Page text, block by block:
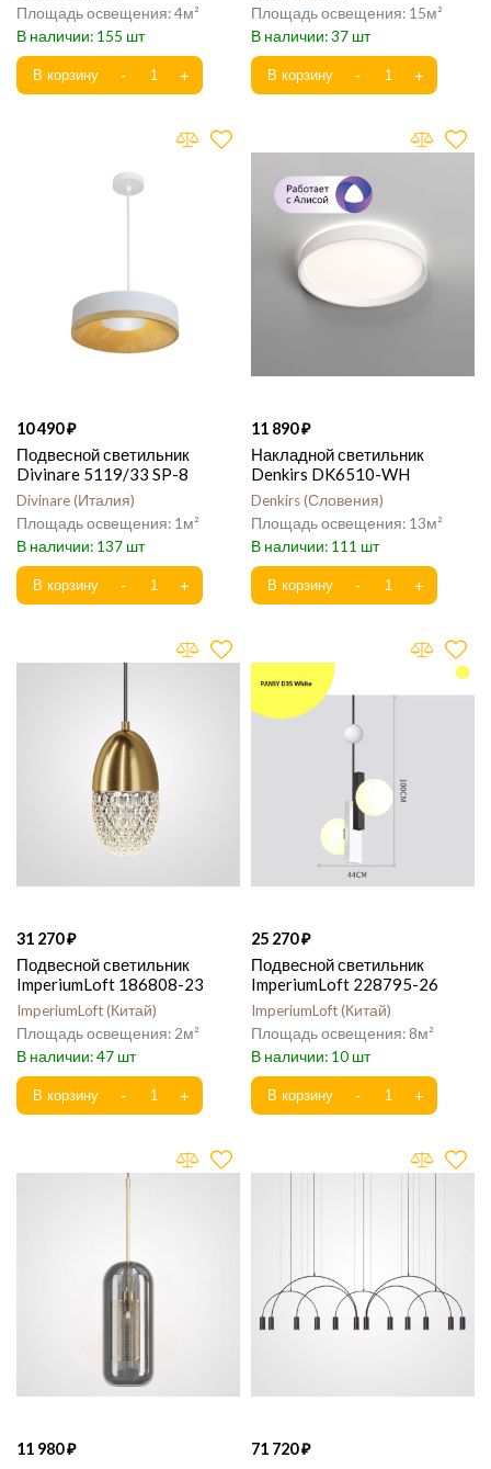
4
155
15
37
10 490
Подвесной светильник
Divinare 5119/33 SP-8
Divinare Италия
1
137
11 890
Накладной светильник
Denkirs DK6510-WH
Denkirs Словения
13
111
31 270
Подвесной светильник
ImperiumLoft 186808-23
ImperiumLoft Китай
2
47
25 270
Подвесной светильник
ImperiumLoft 228795-26
ImperiumLoft Китай
8
10
11 980 71 720